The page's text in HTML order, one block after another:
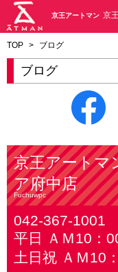
京王アートマン 京
TOP > ブログ
ブログ
京王アートマ
ア府中店
Fuchuwpc
042-367-1001
平日 ＡＭ10：
土日祝 ＡＭ10